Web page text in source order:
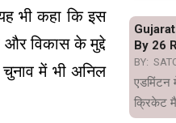
भी कहा कि इस
विकास के मुद्दे
में भी अनिल
By 26
BY:
एडमिंटन
क्रिकेट